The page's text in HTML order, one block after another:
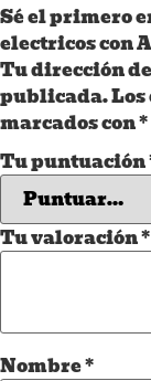
Sé el primero
electricos con
Tu dirección
publicada.
marcados con*
Tu puntuación
Tu valoración*
Nombre*